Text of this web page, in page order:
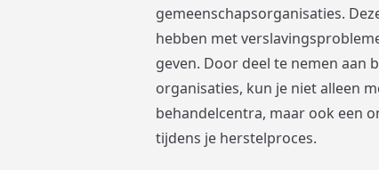
gemeenschapsorganisaties.
hebben met
geven. Door deel te nemen aan
organisaties, kun je niet alleen
behandelcentra, maar ook een
tijdens je herstelproces.